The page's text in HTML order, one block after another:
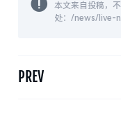
本文来自投稿，
处：/news/live-
PREV